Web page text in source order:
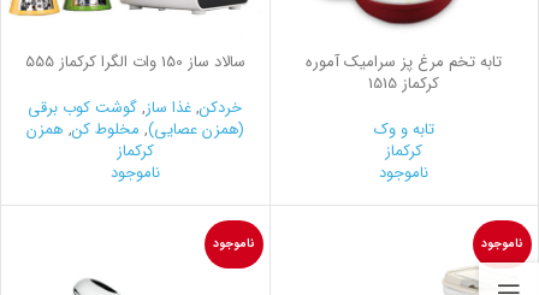
تابه تخم مرغ پز سرامیک آموره
کرکماز 1515
تابه و وک
کرکماز
ناموجود
سالاد ساز 150 وات الگرا کرکماز 555
خردکن,غذا ساز,گوشت کوب برقی
(همزن عصایی), مخلوط کن, همزن
کرکماز
ناموجود
ناموجود ناموجود